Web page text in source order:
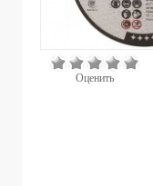
Оценить